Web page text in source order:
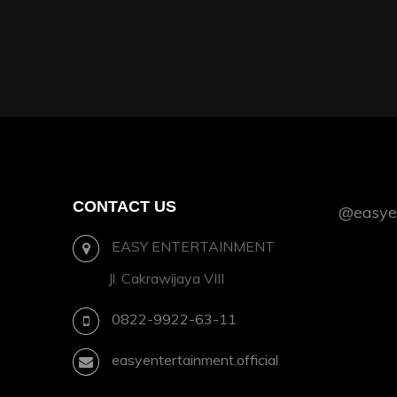
CONTACT US
EASY ENTERTAINMENT
Jl. Cakrawijaya VIII
0822-9922-63-11
easyentertainment.official